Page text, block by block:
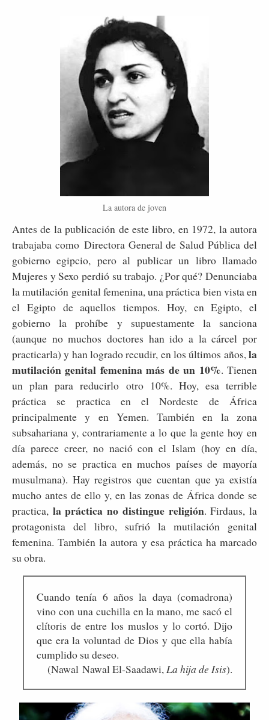
La autora de joven
Antes de la publicación de este libro, en 1972, la autora
trabajaba como Directora General de Salud Pública del
gobierno egipcio, pero al publicar un libro llamado
Mujeres y Sexo perdió su trabajo. ¿Por qué? Denunciaba
la mutilación genital femenina, una práctica bien vista en
el Egipto de aquellos tiempos. Hoy, en Egipto, el
gobierno la prohíbe y supuestamente la sanciona
(aunque no muchos doctores han ido a la cárcel por
practicarla) y han logrado recudir, en los últimos años, la
mutilación genital femenina más de un 10%. Tienen
un plan para reducirlo otro 10%. Hoy, esa terrible
práctica se practica en el Nordeste de África
principalmente y en Yemen. También en la zona
subsahariana y, contrariamente a lo que la gente hoy en
día parece creer, no nació con el Islam (hoy en día,
además, no se practica en muchos países de mayoría
musulmana). Hay registros que cuentan que ya existía
mucho antes de ello y, en las zonas de África donde se
practica, la práctica no distingue religión. Firdaus, la
protagonista del libro, sufrió la mutilación genital
femenina. También la autora y esa práctica ha marcado
su obra.
Cuando tenía 6 años la daya (comadrona)
vino con una cuchilla en la mano, me sacó el
clítoris de entre los muslos y lo cortó. Dijo
que era la voluntad de Dios y que ella había
cumplido su deseo.
(Nawal Nawal El-Saadawi,La hija de Isis).